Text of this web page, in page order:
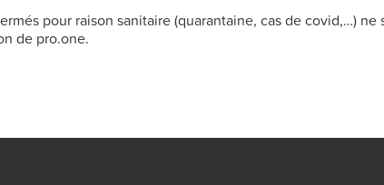
pour raison sanitaire (quarantaine, cas de covid,…)
de pro.one.